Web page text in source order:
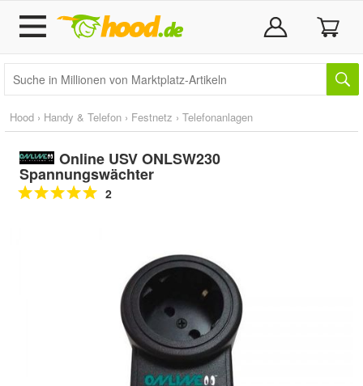
Hood › Handy & Telefon › Festnetz › Telefonanlagen
Online USV ONLSW230
Spannungswächter
2